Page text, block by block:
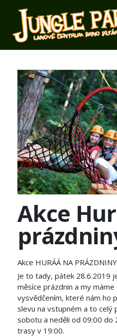
Akce
Akce HURÁÁ NA
Je to tady, pátek 28.6.2019
měsíce prázdnin a my
vysvědčením, které nám ho
slevu na vstupném a to celý
sobotu a neděli od 09:00 do
trasy v 19:00.